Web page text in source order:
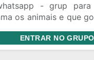
- grup para
os animais e que
memes, videos fofos e etc
ENTRAR NO GRUPO